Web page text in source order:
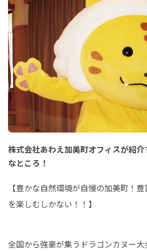
株式会社あわえ加美町オフィスが紹
なところ！
【豊かな自然環境が自慢の加美町！
を楽しむしかない！！】
全国から強豪が集うドラゴンカヌー